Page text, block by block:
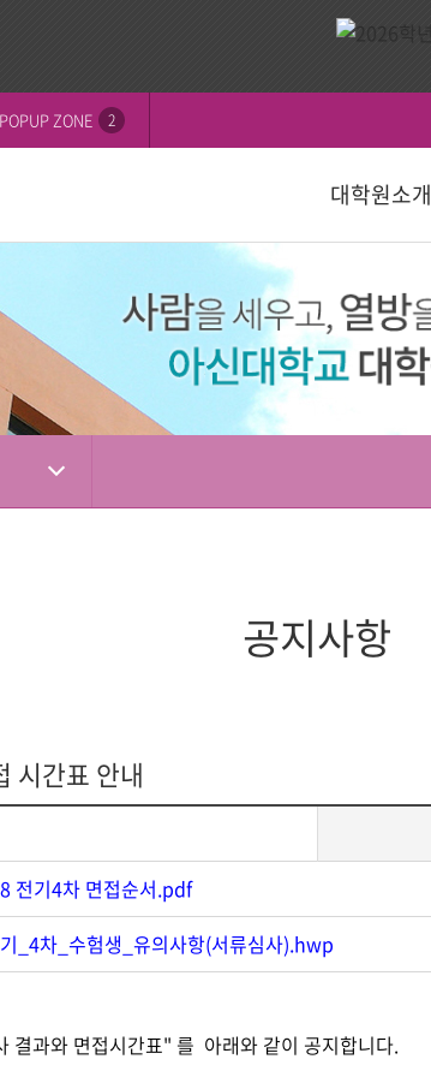
POPUP ZONE 2
대학원소개
과 비전 모집요강
일반대학원
신학대학원
선교대학원
교육대학원
다문화교육복지대학원
과정
신학대학원
성경강해학(Th.M.)
목회학석사
문학석사
학칙 및 규정
적안내 장학안내
안내 논문심사일정
묻고답하기
공지사항
시간표 안내
전기4차 면접순서.pdf
_4차_수험생_유의사항(서류심사).hwp
결과와 면접시간표" 를 아래와 같이 공지합니다.